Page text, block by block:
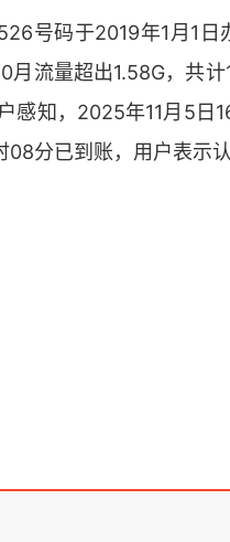
号码于2019年1月1
月流量超出1.58G，共
感知，2025年11月5
08分已到账，用户表示